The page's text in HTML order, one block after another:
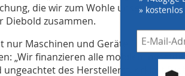
die wir zum Wohle unserer
Diebold zusammen.
nur Maschinen und Geräte finanziert
„Wir finanzieren alle mobilen
des Herstellers“, erklärt
»